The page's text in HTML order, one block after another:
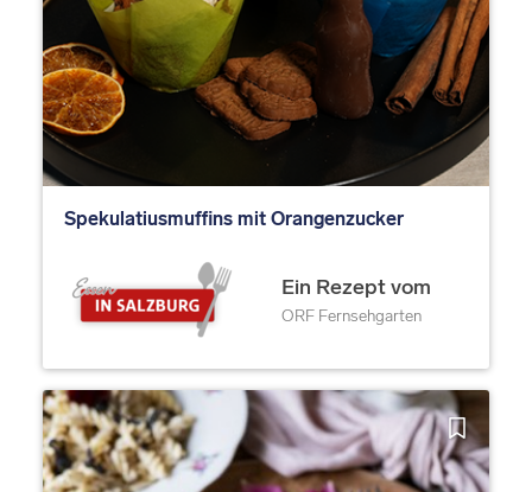
Spekulatiusmuffins mit Orangenzucker
Ein Rezept vom
ORF Fernsehgarten